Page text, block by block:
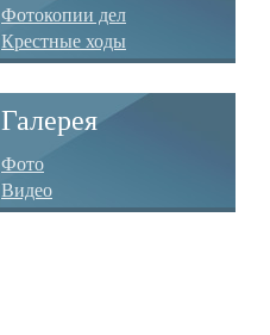
Фотокопии дел
Крестные ходы
Галерея
Фото
Видео